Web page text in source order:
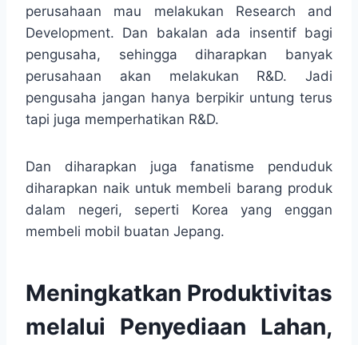
perusahaan mau melakukan Research and
Development. Dan bakalan ada insentif bagi
pengusaha, sehingga diharapkan banyak
perusahaan akan melakukan R&D. Jadi
pengusaha jangan hanya berpikir untung terus
tapi juga memperhatikan R&D.
Dan diharapkan juga fanatisme penduduk
diharapkan naik untuk membeli barang produk
dalam negeri, seperti Korea yang enggan
membeli mobil buatan Jepang.
Meningkatkan Produktivitas
melalui Penyediaan Lahan,